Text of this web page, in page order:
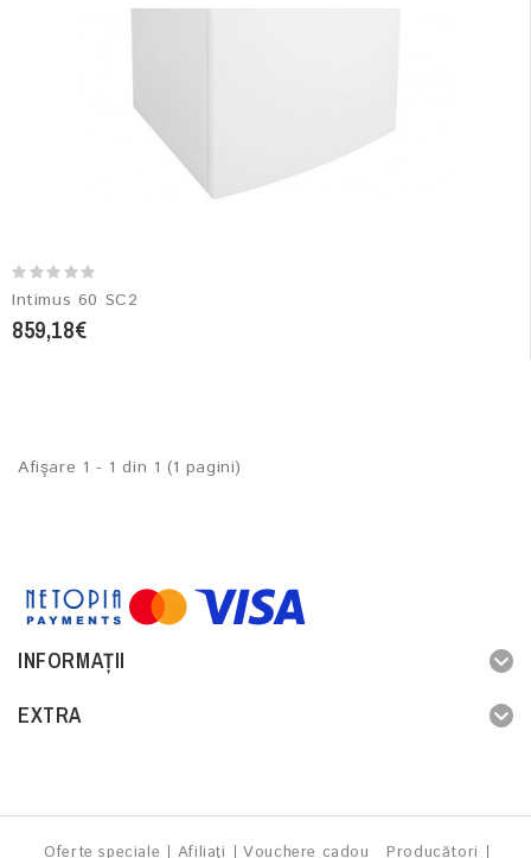
Intimus 60 SC2
859,18€
Afişare 1 - 1 din 1 (1 pagini)
INFORMAŢII
EXTRA
Oferte speciale Afiliaţi Vouchere cadou Producători